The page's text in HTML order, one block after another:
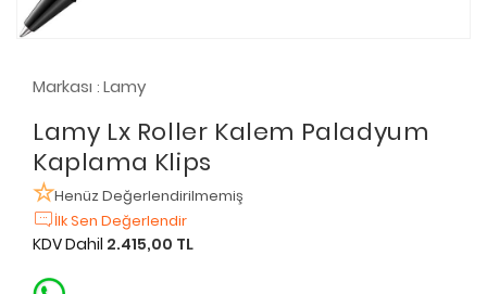
Markası : Lamy
Lamy Lx Roller Kalem Paladyum
Kaplama Klips
Henüz Değerlendirilmemiş
İlk Sen Değerlendir
KDV Dahil 2.415,00 TL